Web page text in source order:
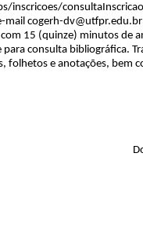
mail cogerh-
15 (quinze) minutos de
consulta bibliográfica.
folhetos e anotações,